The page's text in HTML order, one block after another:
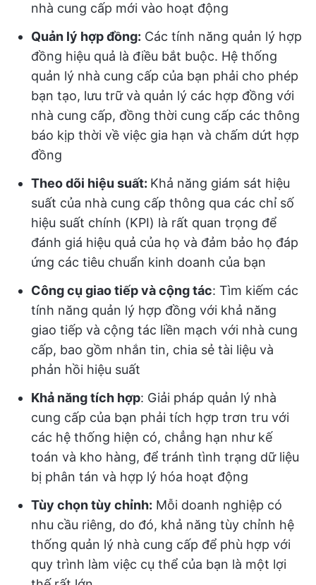
nhà cung cấp mới vào hoạt động
Quản lý hợp đồng: Các tính năng quản lý hợp
đồng hiệu quả là điều bắt buộc. Hệ thống
quản lý nhà cung cấp của bạn phải cho phép
bạn tạo, lưu trữ và quản lý các hợp đồng với
nhà cung cấp, đồng thời cung cấp các thông
báo kịp thời về việc gia hạn và chấm dứt hợp
đồng
Theo dõi hiệu suất: Khả năng giám sát hiệu
suất của nhà cung cấp thông qua các chỉ số
hiệu suất chính (KPI) là rất quan trọng để
đánh giá hiệu quả của họ và đảm bảo họ đáp
ứng các tiêu chuẩn kinh doanh của bạn
Công cụ giao tiếp và cộng tác: Tìm kiếm các
tính năng quản lý hợp đồng với khả năng
giao tiếp và cộng tác liền mạch với nhà cung
cấp, bao gồm nhắn tin, chia sẻ tài liệu và
phản hồi hiệu suất
Khả năng tích hợp: Giải pháp quản lý nhà
cung cấp của bạn phải tích hợp trơn tru với
các hệ thống hiện có, chẳng hạn như kế
toán và kho hàng, để tránh tình trạng dữ liệu
bị phân tán và hợp lý hóa hoạt động
Tùy chọn tùy chỉnh: Mỗi doanh nghiệp có
nhu cầu riêng, do đó, khả năng tùy chỉnh hệ
thống quản lý nhà cung cấp để phù hợp với
quy trình làm việc cụ thể của bạn là một lợi